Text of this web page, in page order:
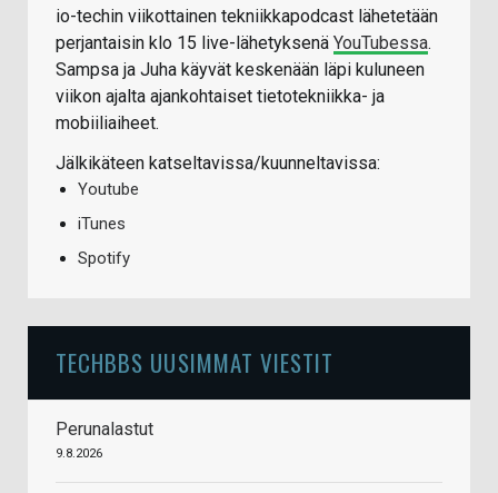
io-techin viikottainen tekniikkapodcast lähetetään
perjantaisin klo 15 live-lähetyksenä YouTubessa.
Sampsa ja Juha käyvät keskenään läpi kuluneen
viikon ajalta ajankohtaiset tietotekniikka- ja
mobiiliaiheet.
Jälkikäteen katseltavissa/kuunneltavissa:
Youtube
iTunes
Spotify
TECHBBS UUSIMMAT VIESTIT
Perunalastut
9.8.2026